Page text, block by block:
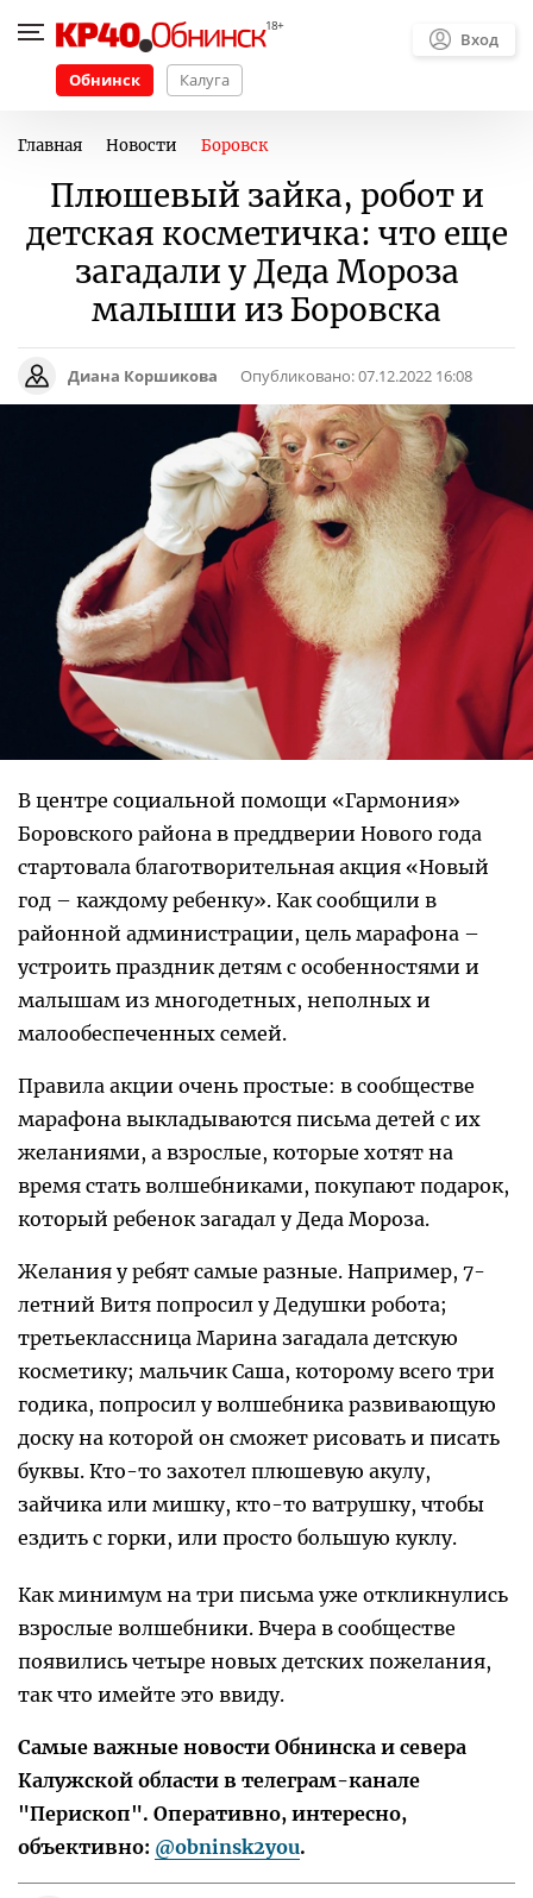
Обнинск Калуга
Вход
Главная Новости Боровск
Плюшевый зайка, робот и
детская косметичка: что еще
загадали у Деда Мороза
малыши из Боровска
Диана Коршикова Опубликовано:07.12.2022 16:08
В центре социальной помощи «Гармония»
Боровского района в преддверии Нового года
стартовала благотворительная акция «Новый
год – каждому ребенку». Как сообщили в
районной администрации, цель марафона –
устроить праздник детям с особенностями и
малышам из многодетных, неполных и
малообеспеченных семей.
Правила акции очень простые: в сообществе
марафона выкладываются письма детей с их
желаниями, а взрослые, которые хотят на
время стать волшебниками, покупают подарок,
который ребенок загадал у Деда Мороза.
Желания у ребят самые разные. Например, 7-
летний Витя попросил у Дедушки робота;
третьеклассница Марина загадала детскую
косметику; мальчик Саша, которому всего три
годика, попросил у волшебника развивающую
доску на которой он сможет рисовать и писать
буквы. Кто-то захотел плюшевую акулу,
зайчика или мишку, кто-то ватрушку, чтобы
ездить с горки, или просто большую куклу.
Как минимум на три письма уже откликнулись
взрослые волшебники. Вчера в сообществе
появились четыре новых детских пожелания,
так что имейте это ввиду.
Самые важные новости Обнинска и севера
Калужской области в телеграм-канале
"Перископ". Оперативно, интересно,
объективно: @obninsk2you.